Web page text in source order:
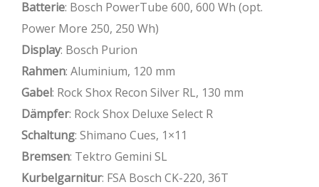
Batterie: Bosch PowerTube 600, 600 Wh (opt.
Power More 250, 250 Wh)
Display: Bosch Purion
Rahmen: Aluminium, 120 mm
Gabel: Rock Shox Recon Silver RL, 130 mm
Dämpfer: Rock Shox Deluxe Select R
Schaltung: Shimano Cues, 1×11
Bremsen: Tektro Gemini SL
Kurbelgarnitur: FSA Bosch CK-220, 36T